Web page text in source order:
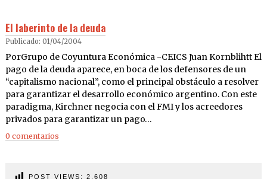
El laberinto de la deuda
Publicado: 01/04/2004
PorGrupo de Coyuntura Económica -CEICS Juan Kornblihtt El
pago de la deuda aparece, en boca de los defensores de un
“capitalismo nacional”, como el principal obstáculo a resolver
para garantizar el desarrollo económico argentino. Con este
paradigma, Kirchner negocia con el FMI y los acreedores
privados para garantizar un pago…
0 comentarios
POST VIEWS: 2.608